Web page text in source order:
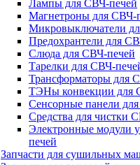
Лампы для СВЧ-печей
Магнетроны для СВЧ-
Микровыключатели
Предохрантели для
Слюда для СВЧ-печей
Тарелки для СВЧ-
Трансформаторы для
ТЭНы конвекции для
Сенсорные панели
Средства для чистки
Электронные модули
печей
Запчасти для сушильных